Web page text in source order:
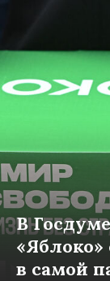
В
«Яблоко»
в самой